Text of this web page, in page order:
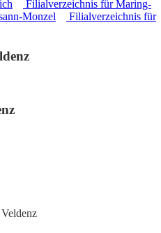
Filialverzeichnis für Maring-
Monzel
Filialverzeichnis für